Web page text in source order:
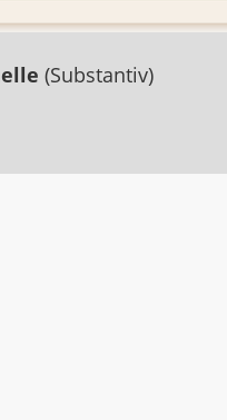
(Substantiv)